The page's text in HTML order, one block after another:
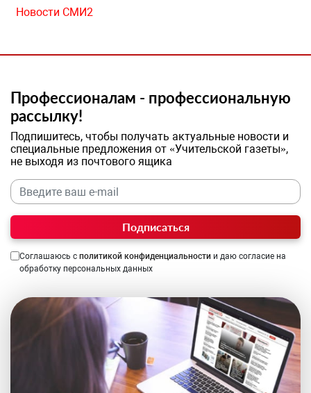
Новости СМИ2
Профессионалам - профессиональную
рассылку!
Подпишитесь, чтобы получать актуальные новости и
специальные предложения от «Учительской газеты»,
не выходя из почтового ящика
Подписаться
Соглашаюсь с политикой конфиденциальности и даю согласие на
обработку персональных данных